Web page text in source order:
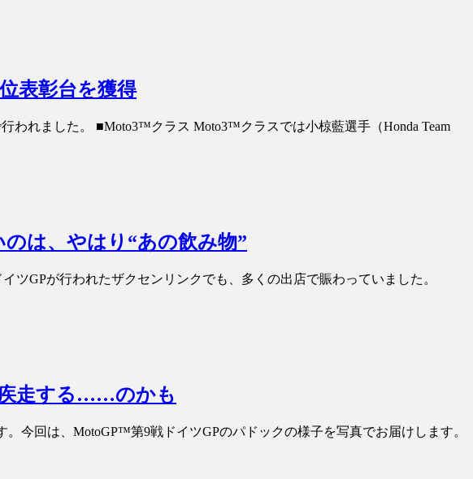
表彰台を獲得
われました。 ■Moto3™クラス Moto3™クラスでは小椋藍選手（Honda Team
は、やはり“あの飲み物”
GPが行われたザクセンリンクでも、多くの出店で賑わっていました。
走する……のかも
今回は、MotoGP™第9戦ドイツGPのパドックの様子を写真でお届けします。